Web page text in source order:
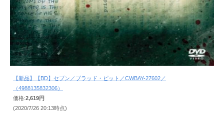
【新品】【BD】セブン／ブラッド・ピット／CWBAY-27602／
（4988135832306）
価格:2,619円
(2020/7/26 20:13時点)